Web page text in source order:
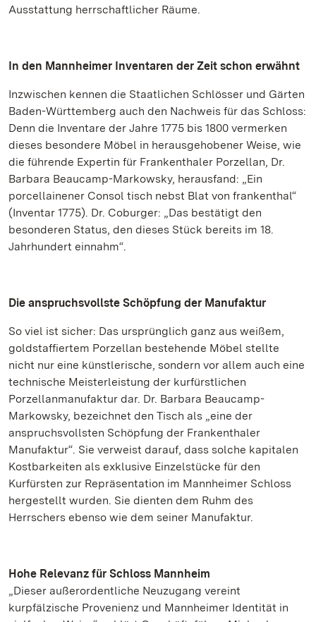
Ausstattung herrschaftlicher Räume.
In den Mannheimer Inventaren der Zeit schon erwähnt
Inzwischen kennen die Staatlichen Schlösser und Gärten
Baden-Württemberg auch den Nachweis für das Schloss:
Denn die Inventare der Jahre 1775 bis 1800 vermerken
dieses besondere Möbel in herausgehobener Weise, wie
die führende Expertin für Frankenthaler Porzellan, Dr.
Barbara Beaucamp-Markowsky, herausfand: „Ein
porcellainener Consol tisch nebst Blat von frankenthal“
(Inventar 1775). Dr. Coburger: „Das bestätigt den
besonderen Status, den dieses Stück bereits im 18.
Jahrhundert einnahm“.
Die anspruchsvollste Schöpfung der Manufaktur
So viel ist sicher: Das ursprünglich ganz aus weißem,
goldstaffiertem Porzellan bestehende Möbel stellte
nicht nur eine künstlerische, sondern vor allem auch eine
technische Meisterleistung der kurfürstlichen
Porzellanmanufaktur dar. Dr. Barbara Beaucamp-
Markowsky, bezeichnet den Tisch als „eine der
anspruchsvollsten Schöpfung der Frankenthaler
Manufaktur“. Sie verweist darauf, dass solche kapitalen
Kostbarkeiten als exklusive Einzelstücke für den
Kurfürsten zur Repräsentation im Mannheimer Schloss
hergestellt wurden. Sie dienten dem Ruhm des
Herrschers ebenso wie dem seiner Manufaktur.
Hohe Relevanz für Schloss Mannheim
„Dieser außerordentliche Neuzugang vereint
kurpfälzische Provenienz und Mannheimer Identität in